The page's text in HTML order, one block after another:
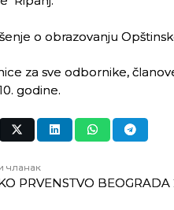
o obrazovanju
za sve odbornike,
godine.
чланак
PRVENSTVO BEOGRADA